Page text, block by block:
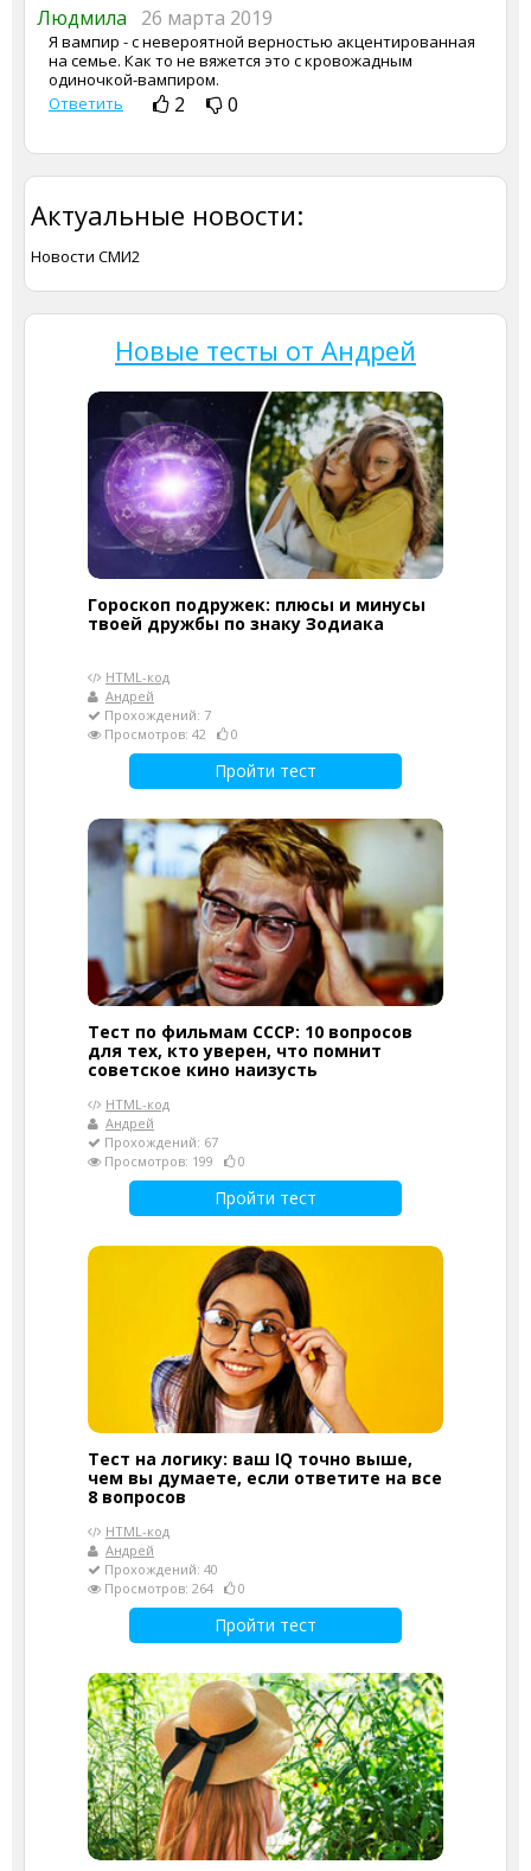
Людмила 26 марта 2019
Я вампир - с невероятной верностью акцентированная
на семье. Как то не вяжется это с кровожадным
одиночкой-вампиром.
Ответить
2 0
Актуальные новости:
Новости СМИ2
Новые тесты от Андрей
Гороскоп подружек: плюсы и минусы
твоей дружбы по знаку Зодиака
HTML-код
Андрей
Прохождений: 7
Просмотров: 42
0
Пройти тест
Тест по фильмам СССР: 10 вопросов
для тех, кто уверен, что помнит
советское кино наизусть
HTML-код
Андрей
Прохождений: 67
Просмотров: 199
0
Пройти тест
Тест на логику: ваш IQ точно выше,
чем вы думаете, если ответите на все
8 вопросов
HTML-код
Андрей
Прохождений: 40
Просмотров: 264
0
Пройти тест